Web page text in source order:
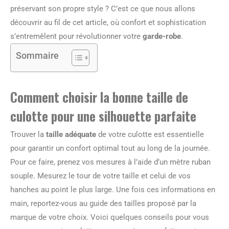
préservant son propre style ? C’est ce que nous allons
découvrir au fil de cet article, où confort et sophistication
s’entremêlent pour révolutionner votre garde-robe.
Sommaire
Comment choisir la bonne taille de
culotte pour une silhouette parfaite
Trouver la taille adéquate de votre culotte est essentielle
pour garantir un confort optimal tout au long de la journée.
Pour ce faire, prenez vos mesures à l’aide d’un mètre ruban
souple. Mesurez le tour de votre taille et celui de vos
hanches au point le plus large. Une fois ces informations en
main, reportez-vous au guide des tailles proposé par la
marque de votre choix. Voici quelques conseils pour vous